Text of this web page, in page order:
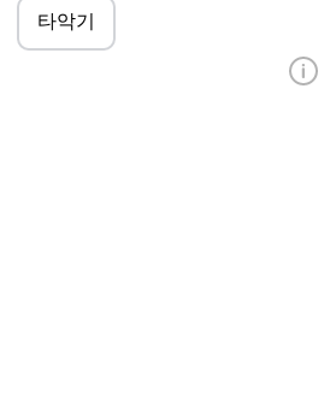
타악기